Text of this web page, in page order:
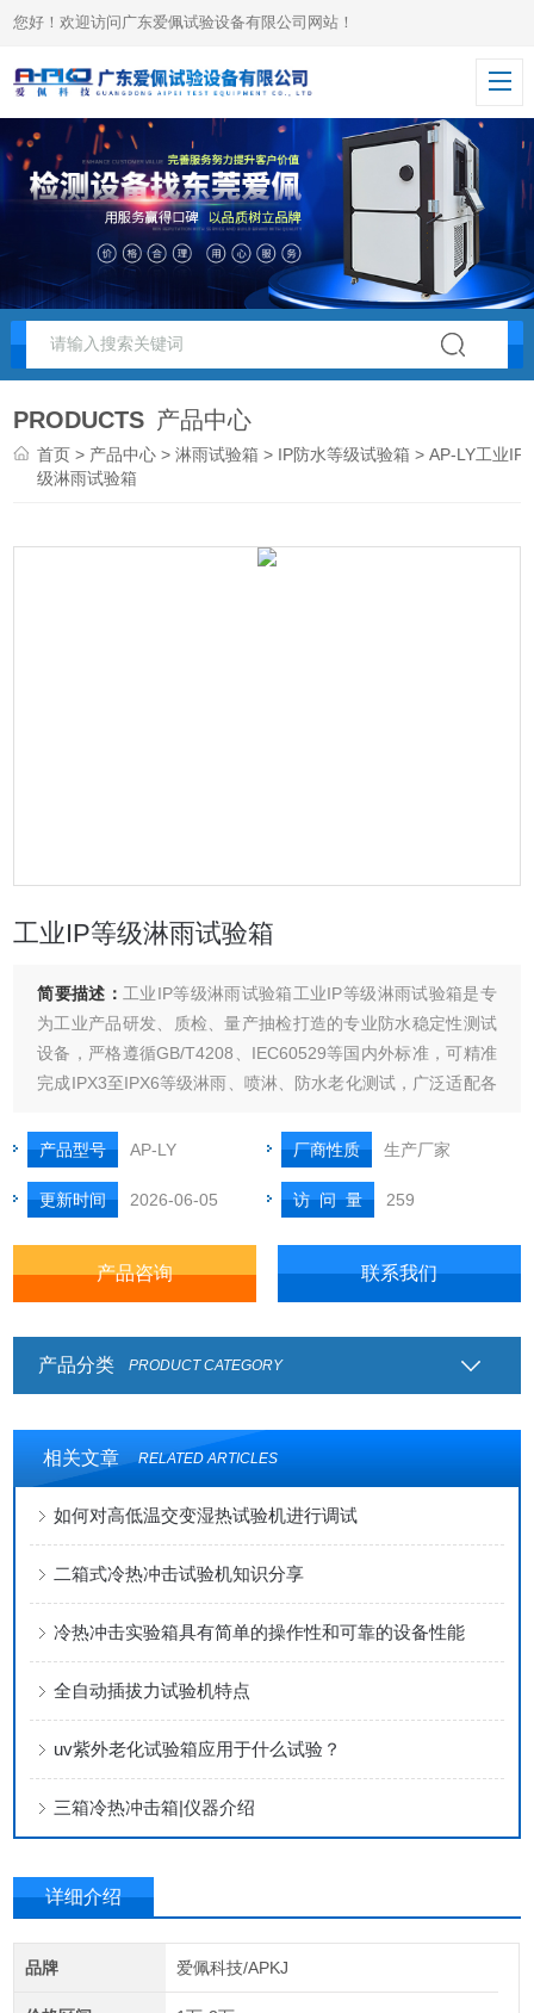
您好！欢迎访问广东爱佩试验设备有限公司网站！
PRODUCTS 产品中心
首页 > 产品中心 >淋雨试验箱 > IP防水等级试验箱 > AP-LY工业IP
级淋雨试验箱
工业IP等级淋雨试验箱
简要描述： 工业IP等级淋雨试验箱工业IP等级淋雨试验箱是专
为工业产品研发、质检、量产抽检打造的专业防水稳定性测试
设备，严格遵循GB/T4208、IEC60529等国内外标准，可精准
完成IPX3至IPX6等级淋雨、喷淋、防水老化测试，广泛适配各
产品型号
AP-LY 厂商性质 生产厂家
更新时间 2026-06-05 访 问 量 259
产品咨询 联系我们
产品分类 PRODUCT CATEGORY
相关文章 RELATED ARTICLES
如何对高低温交变湿热试验机进行调试
二箱式冷热冲击试验机知识分享
冷热冲击实验箱具有简单的操作性和可靠的设备性能
全自动插拔力试验机特点
uv紫外老化试验箱应用于什么试验？
三箱冷热冲击箱|仪器介绍
详细介绍
品牌 爱佩科技/APKJ